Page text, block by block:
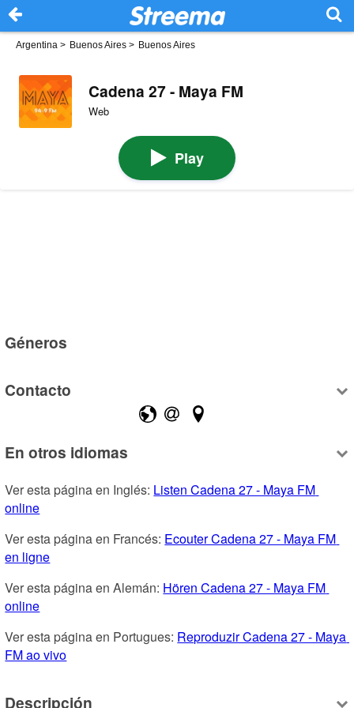
Argentina > Buenos Aires > Buenos Aires
Cadena 27 - Maya FM
Web
Play
Géneros
Contacto
En otros idiomas
Ver esta página en Inglés: Listen Cadena 27 - Maya FM
online
Ver esta página en Francés: Ecouter Cadena 27 - Maya FM
en ligne
Ver esta página en Alemán: Hören Cadena 27 - Maya FM
online
Ver esta página en Portugues: Reproduzir Cadena 27 - Maya
FM ao vivo
Descripción